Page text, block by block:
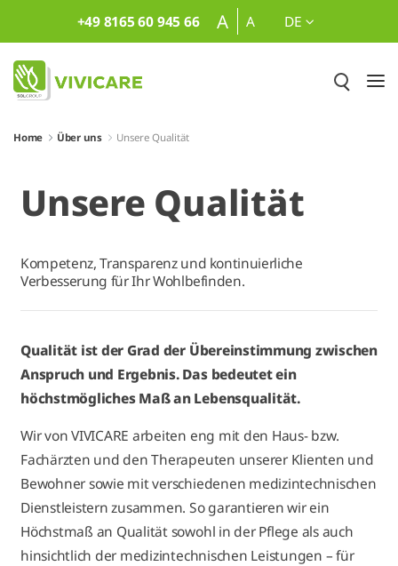
Zum Hauptinhalt springen
+49 8165 60 945 66 A A DE
Home Über uns Unsere Qualität
Unsere Qualität
Kompetenz, Transparenz und kontinuierliche
Verbesserung für Ihr Wohlbefinden.
Qualität ist der Grad der Übereinstimmung zwischen
Anspruch und Ergebnis. Das bedeutet ein
höchstmögliches Maß an Lebensqualität.
Wir von VIVICARE arbeiten eng mit den Haus- bzw.
Fachärzten und den Therapeuten unserer Klienten und
Bewohner sowie mit verschiedenen medizintechnischen
Dienstleistern zusammen. So garantieren wir ein
Höchstmaß an Qualität sowohl in der Pflege als auch
hinsichtlich der medizintechnischen Leistungen – für